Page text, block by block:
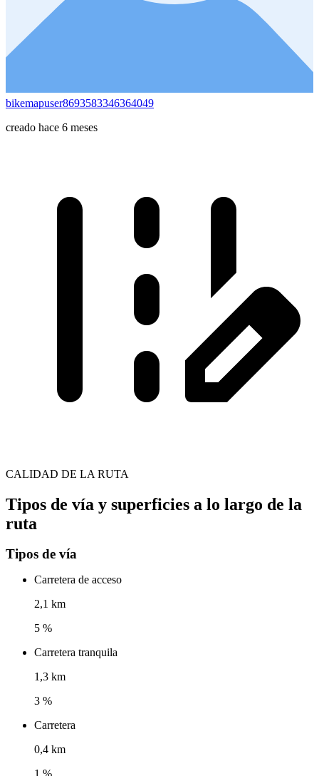
bikemapuser8693583346364049
creado hace 6 meses
CALIDAD DE LA RUTA
Tipos de vía y superficies a lo largo de la
ruta
Tipos de vía
Carretera de acceso
2,1 km
5 %
Carretera tranquila
1,3 km
3 %
Carretera
0,4 km